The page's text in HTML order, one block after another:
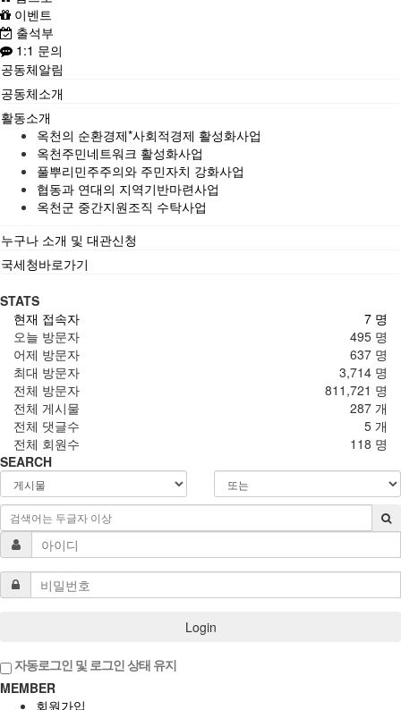
이벤트
출석부
1:1 문의
공동체알림
공동체소개
활동소개
옥천의 순환경제*사회적경제 활성화사업
옥천주민네트워크 활성화사업
풀뿌리민주주의와 주민자치 강화사업
협동과 연대의 지역기반마련사업
옥천군 중간지원조직 수탁사업
누구나 소개 및 대관신청
국세청바로가기
STATS
7 명
현재 접속자
495 명
오늘 방문자
637 명
어제 방문자
3,714 명
최대 방문자
811,721 명
전체 방문자
287 개
전체 게시물
5 개
전체 댓글수
118 명
전체 회원수
SEARCH
Login
자동로그인 및 로그인 상태 유지
MEMBER
회원가입